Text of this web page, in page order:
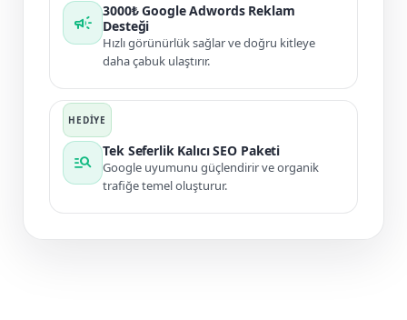
campaign
3000₺ Google Adwords Reklam
Desteği
Hızlı görünürlük sağlar ve doğru kitleye
daha çabuk ulaştırır.
manage_search
Tek Seferlik Kalıcı SEO Paketi
Google uyumunu güçlendirir ve organik
trafiğe temel oluşturur.